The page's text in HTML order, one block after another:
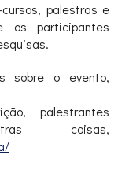
palestras e
os participantes
sobre o evento,
palestrantes
coisas,